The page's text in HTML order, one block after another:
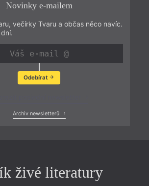
Novinky e-mailem
večírky Tvaru a občas něco navíc.
Odebírat
Archiv newsletterů
živé literatury